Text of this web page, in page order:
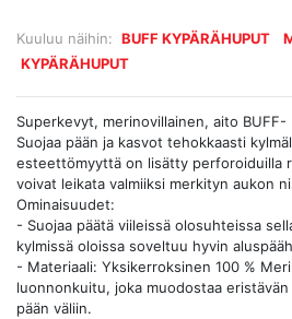
Kuuluu näihin: BUFF KYPÄRÄHUPUT
KYPÄRÄHUPUT
Superkevyt, merinovillainen, aito
Suojaa pään ja kasvot tehokkaasti
esteettömyyttä on lisätty perforoiduilla
voivat leikata valmiiksi merkityn aukon
Ominaisuudet:
- Suojaa päätä viileissä olosuhteissa
kylmissä oloissa soveltuu hyvin
- Materiaali: Yksikerroksinen 100 %
luonnonkuitu, joka muodostaa
pään väliin.